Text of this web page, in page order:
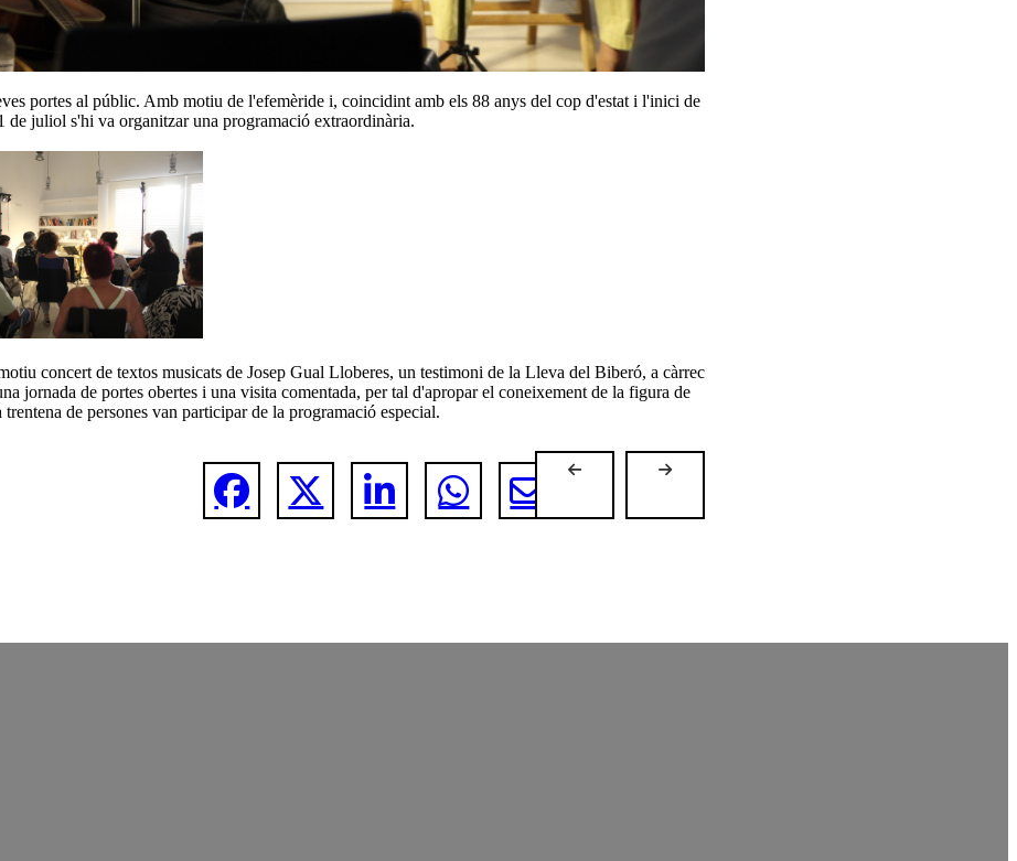
portes al públic. Amb motiu de l'efemèride i, coincidint amb els 88 anys del cop d'estat i l'inici de
juliol s'hi va organitzar una programació extraordinària.
concert de textos musicats de Josep Gual Lloberes, un testimoni de la Lleva del Biberó, a càrrec
jornada de portes obertes i una visita comentada, per tal d'apropar el coneixement de la figura de
de persones van participar de la programació especial.